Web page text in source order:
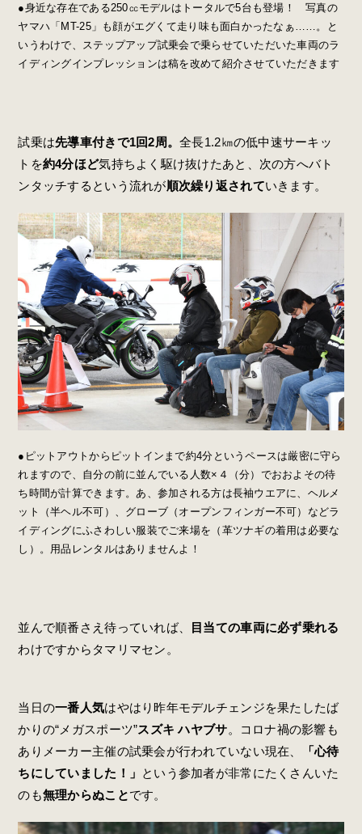
●身近な存在である250㏄モデルはトータルで5台も登場！ 写真の
ヤマハ「MT-25」も顔がエグくて走り味も面白かったなぁ……。と
いうわけで、ステップアップ試乗会で乗らせていただいた車両のラ
イディングインプレッションは稿を改めて紹介させていただきます
試乗は先導車付きで1回2周。全長1.2㎞の低中速サーキッ
トを約4分ほど気持ちよく駆け抜けたあと、次の方へバト
ンタッチするという流れが順次繰り返されていきます。
●ピットアウトからピットインまで約4分というペースは厳密に守ら
れますので、自分の前に並んでいる人数×４（分）でおおよその待
ち時間が計算できます。あ、参加される方は長袖ウエアに、ヘルメ
ット（半ヘル不可）、グローブ（オープンフィンガー不可）などラ
イディングにふさわしい服装でご来場を（革ツナギの着用は必要な
し）。用品レンタルはありませんよ！
並んで順番さえ待っていれば、
目当ての車両に必ず乗れる
わけですからタマリマセン。
当日の一番人気はやはり昨年モデルチェンジを果たしたば
かりの“メガスポーツ”スズキ ハヤブサ。コロナ禍の影響も
ありメーカー主催の試乗会が行われていない現在、
「心待
ちにしていました！」 という参加者が非常にたくさんいた
のも無理からぬことです。